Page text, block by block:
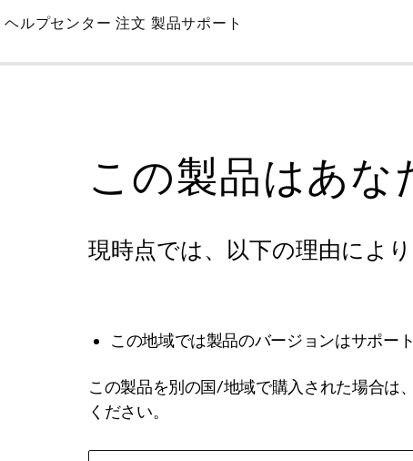
Skip
Main
ヘルプセンター 注文 製品サポート
この製品はあ
現時点では、以下の理由によ
この地域では製品のバージョンはサポー
この製品を別の国/地域で購入された場合は
ください。